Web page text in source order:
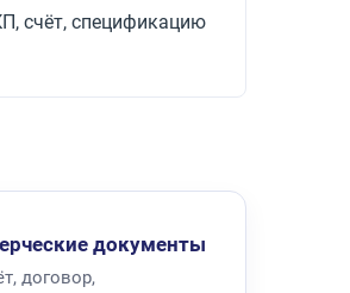
счёт, спецификацию
документы
договор,